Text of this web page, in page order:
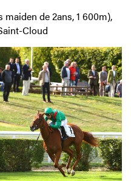
maiden de 2ans, 1 600m),
Cloud